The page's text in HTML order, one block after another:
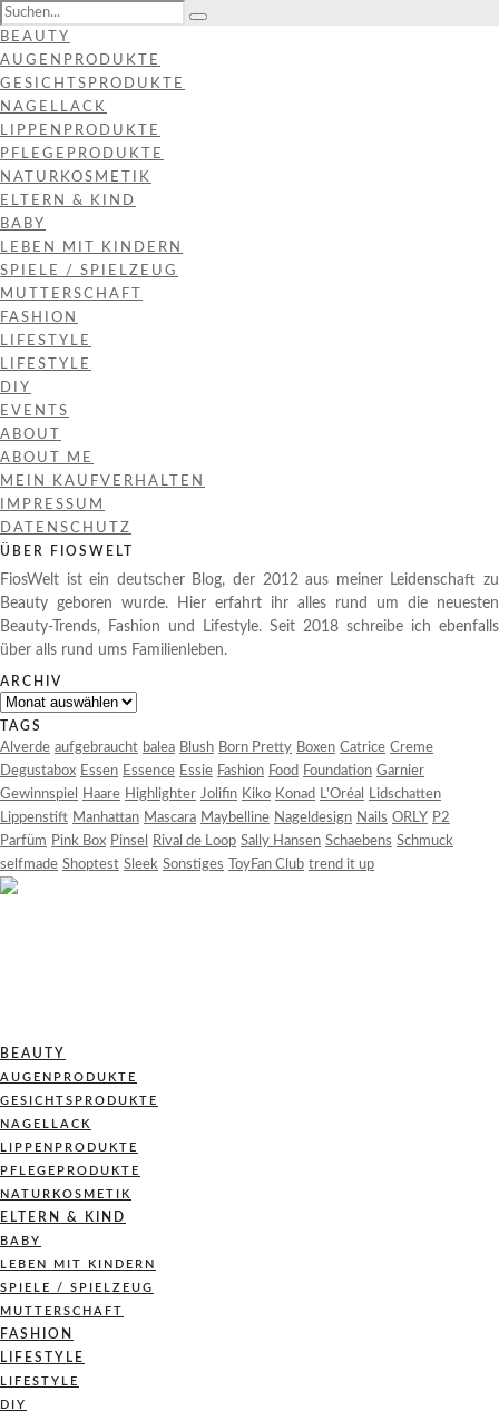
BEAUTY
AUGENPRODUKTE
GESICHTSPRODUKTE
NAGELLACK
LIPPENPRODUKTE
PFLEGEPRODUKTE
NATURKOSMETIK
ELTERN & KIND
BABY
LEBEN MIT KINDERN
SPIELE / SPIELZEUG
MUTTERSCHAFT
FASHION
LIFESTYLE
LIFESTYLE
DIY
EVENTS
ABOUT
ABOUT ME
MEIN KAUFVERHALTEN
IMPRESSUM
DATENSCHUTZ
ÜBER FIOSWELT
FiosWelt ist ein deutscher Blog, der 2012 aus meiner Leidenschaft zu
Beauty geboren wurde. Hier erfahrt ihr alles rund um die neuesten
Beauty-Trends, Fashion und Lifestyle. Seit 2018 schreibe ich ebenfalls
über alls rund ums Familienleben.
ARCHIV
Archiv
TAGS
Alverde aufgebraucht balea Blush Born Pretty Boxen Catrice Creme
Degustabox Essen Essence Essie Fashion Food Foundation Garnier
Gewinnspiel
Haare Highlighter Jolifin Kiko Konad L'Oréal
Lidschatten
Lippenstift Manhattan Mascara Maybelline Nageldesign Nails ORLY P2
Parfüm Pink Box Pinsel Rival de Loop Sally Hansen Schaebens Schmuck
selfmade Shoptest Sleek Sonstiges ToyFan Club trend it up
BEAUTY
AUGENPRODUKTE
GESICHTSPRODUKTE
NAGELLACK
LIPPENPRODUKTE
PFLEGEPRODUKTE
NATURKOSMETIK
ELTERN & KIND
BABY
LEBEN MIT KINDERN
SPIELE / SPIELZEUG
MUTTERSCHAFT
FASHION
LIFESTYLE
LIFESTYLE
DIY